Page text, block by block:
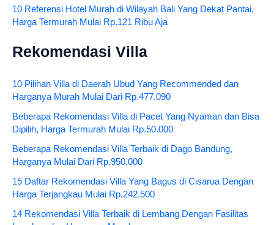
10 Referensi Hotel Murah di Wilayah Bali Yang Dekat Pantai,
Harga Termurah Mulai Rp.121 Ribu Aja
Rekomendasi Villa
10 Pilihan Villa di Daerah Ubud Yang Recommended dan
Harganya Murah Mulai Dari Rp.477.090
Beberapa Rekomendasi Villa di Pacet Yang Nyaman dan Bisa
Dipilih, Harga Termurah Mulai Rp.50.000
Beberapa Rekomendasi Villa Terbaik di Dago Bandung,
Harganya Mulai Dari Rp.950.000
15 Daftar Rekomendasi Villa Yang Bagus di Cisarua Dengan
Harga Terjangkau Mulai Rp.242.500
14 Rekomendasi Villa Terbaik di Lembang Dengan Fasilitas